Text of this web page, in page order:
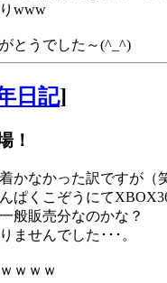
www
とうでした～(^_^)
日記]
！
かなかった訳ですが（
ぱくこぞうにて
般販売分なのかな？
ませんでした･･･。
ｗｗｗ